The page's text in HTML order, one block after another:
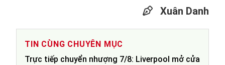
Xuân Danh
TIN CÙNG CHUYÊN MỤC
Trực tiếp chuyển nhượng 7/8: Liverpool mở cửa